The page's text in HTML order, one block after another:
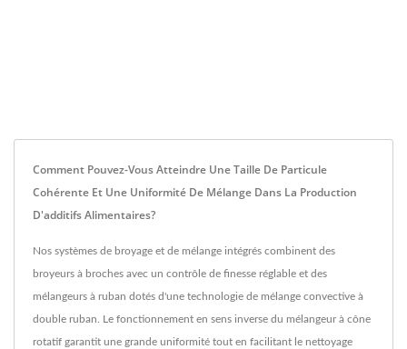
Comment Pouvez-Vous Atteindre Une Taille De Particule
Cohérente Et Une Uniformité De Mélange Dans La Production
D'additifs Alimentaires?
Nos systèmes de broyage et de mélange intégrés combinent des
broyeurs à broches avec un contrôle de finesse réglable et des
mélangeurs à ruban dotés d'une technologie de mélange convective à
double ruban. Le fonctionnement en sens inverse du mélangeur à cône
rotatif garantit une grande uniformité tout en facilitant le nettoyage